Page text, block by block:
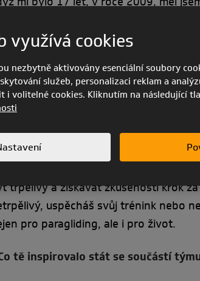
a žeber. Musel jsem dlouho ležet v
znovu vrátím do vzduchu. Létání je
nějaké specifické rutiny nebo
si dělám pětibodovou
aspekty. Díky tomu se
Jakou nejcennější lekci ses během své
trpělivý a získávat zkušenosti krok
uspěcháš svůj trénink nebo
pro paragliding, ale i pro život.
tě inspirovalo stát se součástí
využívá cookies
nezbytně aktivovány esenciální soubory
služeb, personalizaci reklam a
i volitelné cookies. Kliknutím na následující